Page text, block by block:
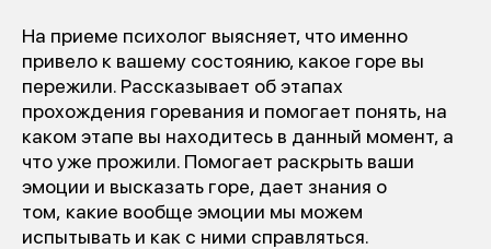
На приеме психолог выясняет, что именно
привело к вашему состоянию, какое горе вы
пережили. Рассказывает об этапах
прохождения горевания и помогает понять, на
каком этапе вы находитесь в данный момент, а
что уже прожили. Помогает раскрыть ваши
эмоции и высказать горе, дает знания о
том, какие вообще эмоции мы можем
испытывать и как с ними справляться.